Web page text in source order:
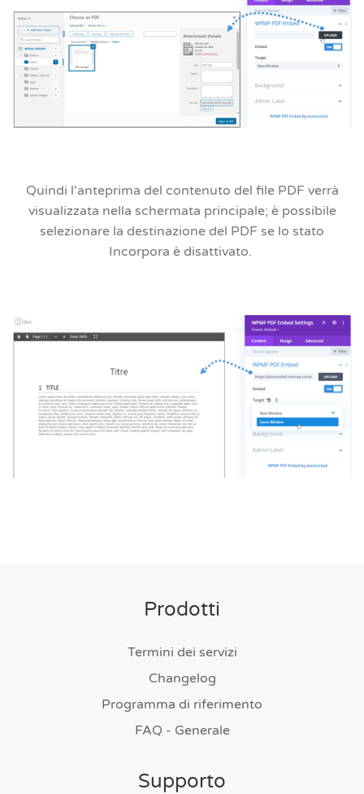
Quindi l'anteprima del contenuto del file PDF verrà
visualizzata nella schermata principale; è possibile
selezionare la destinazione del PDF se lo stato
Incorpora è disattivato.
Prodotti
Termini dei servizi
Changelog
Programma di riferimento
FAQ - Generale
Supporto